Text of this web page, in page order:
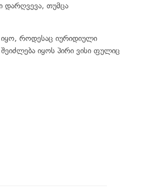
დარღვევა, თუმცა
როდესაც იურიდიული
იყოს პირი ვისი ფულიც